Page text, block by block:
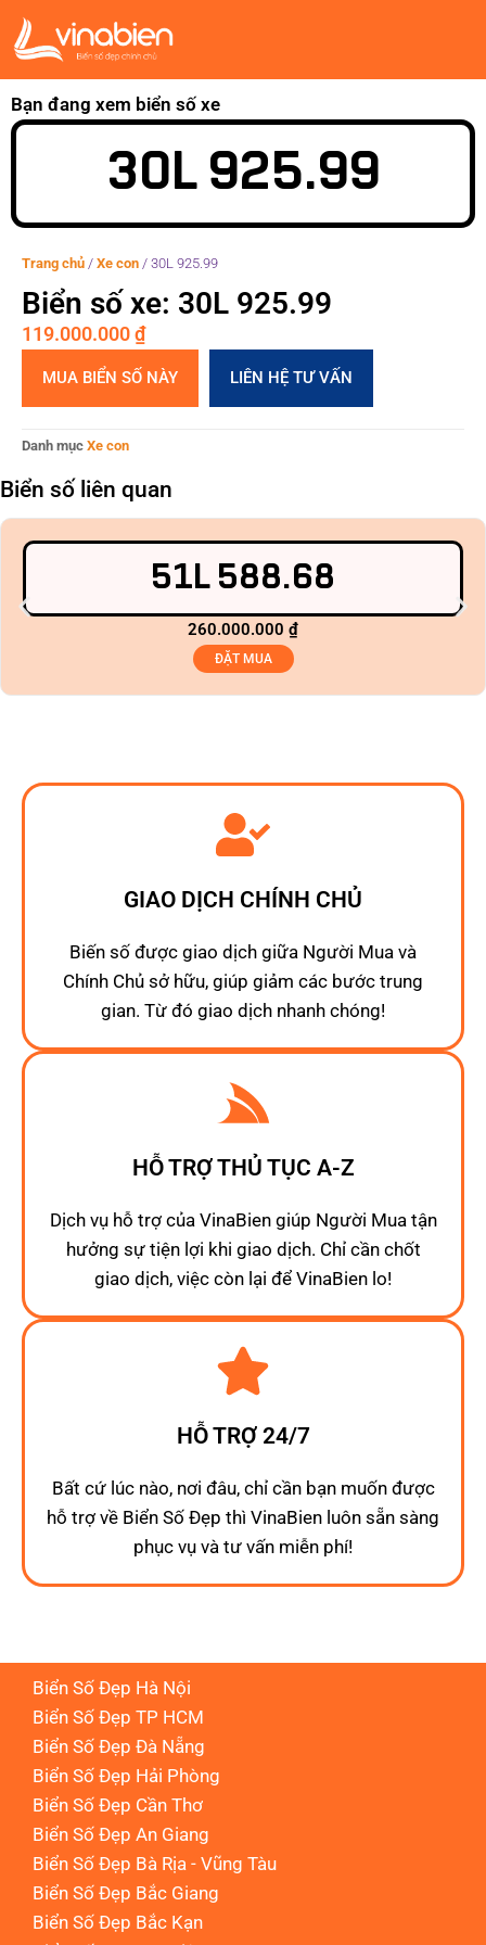
Bạn đang xem biển số xe
30L 925.99
Trang chủ / Xe con / 30L 925.99
Biển số xe: 30L 925.99
119.000.000₫
MUA BIỂN SỐ NÀY LIÊN HỆ TƯ VẤN
Danh mục Xe con
Biển số liên quan
51L 588.68
260.000.000 ₫
ĐẶT MUA
GIAO DỊCH CHÍNH CHỦ
Biến số được giao dịch giữa Người Mua và
Chính Chủ sở hữu, giúp giảm các bước trung
gian. Từ đó giao dịch nhanh chóng!
HỖ TRỢ THỦ TỤC A-Z
Dịch vụ hỗ trợ của VinaBien giúp Người Mua tận
hưởng sự tiện lợi khi giao dịch. Chỉ cần chốt
giao dịch, việc còn lại để VinaBien lo!
HỖ TRỢ 24/7
Bất cứ lúc nào, nơi đâu, chỉ cần bạn muốn được
hỗ trợ về Biển Số Đẹp thì VinaBien luôn sẵn sàng
phục vụ và tư vấn miễn phí!
Biển Số Đẹp Hà Nội
Biển Số Đẹp TP HCM
Biển Số Đẹp Đà Nẵng
Biển Số Đẹp Hải Phòng
Biển Số Đẹp Cần Thơ
Biển Số Đẹp An Giang
Biển Số Đẹp Bà Rịa - Vũng Tàu
Biển Số Đẹp Bắc Giang
Biển Số Đẹp Bắc Kạn